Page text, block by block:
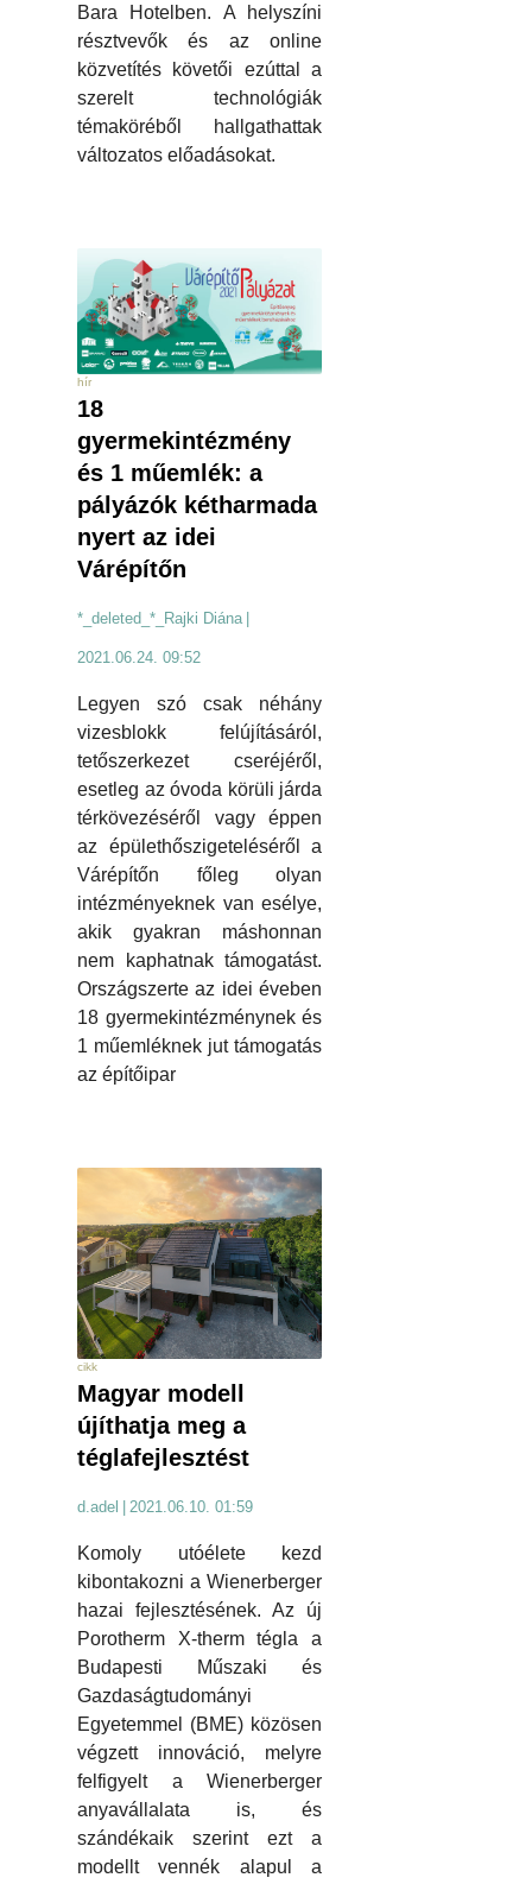
Bara Hotelben. A helyszíni
résztvevők és az online
közvetítés követői ezúttal a
szerelt technológiák
témaköréből hallgathattak
változatos előadásokat.
hír
18
gyermekintézmény
és 1 műemlék: a
pályázók kétharmada
nyert az idei
Várépítőn
*_deleted_*_Rajki Diána
2021.06.24. 09:52
Legyen szó csak néhány
vizesblokk felújításáról,
tetőszerkezet cseréjéről,
esetleg az óvoda körüli járda
térkövezéséről vagy éppen
az épülethőszigeteléséről a
Várépítőn főleg olyan
intézményeknek van esélye,
akik gyakran máshonnan
nem kaphatnak támogatást.
Országszerte az idei éveben
18 gyermekintézménynek és
1 műemléknek jut támogatás
az építőipar
cikk
Magyar modell
újíthatja meg a
téglafejlesztést
d.adel 2021.06.10. 01:59
Komoly utóélete kezd
kibontakozni a Wienerberger
hazai fejlesztésének. Az új
Porotherm X-therm tégla a
Budapesti Műszaki és
Gazdaságtudományi
Egyetemmel (BME) közösen
végzett innováció, melyre
felfigyelt a Wienerberger
anyavállalata is, és
szándékaik szerint ezt a
modellt vennék alapul a